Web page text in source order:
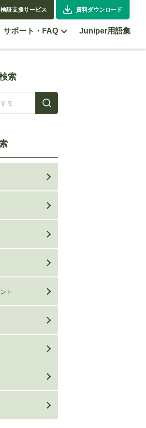
検証支援サービス 資料ダウンロード
サポート・FAQ Juniper用語集
索
ト